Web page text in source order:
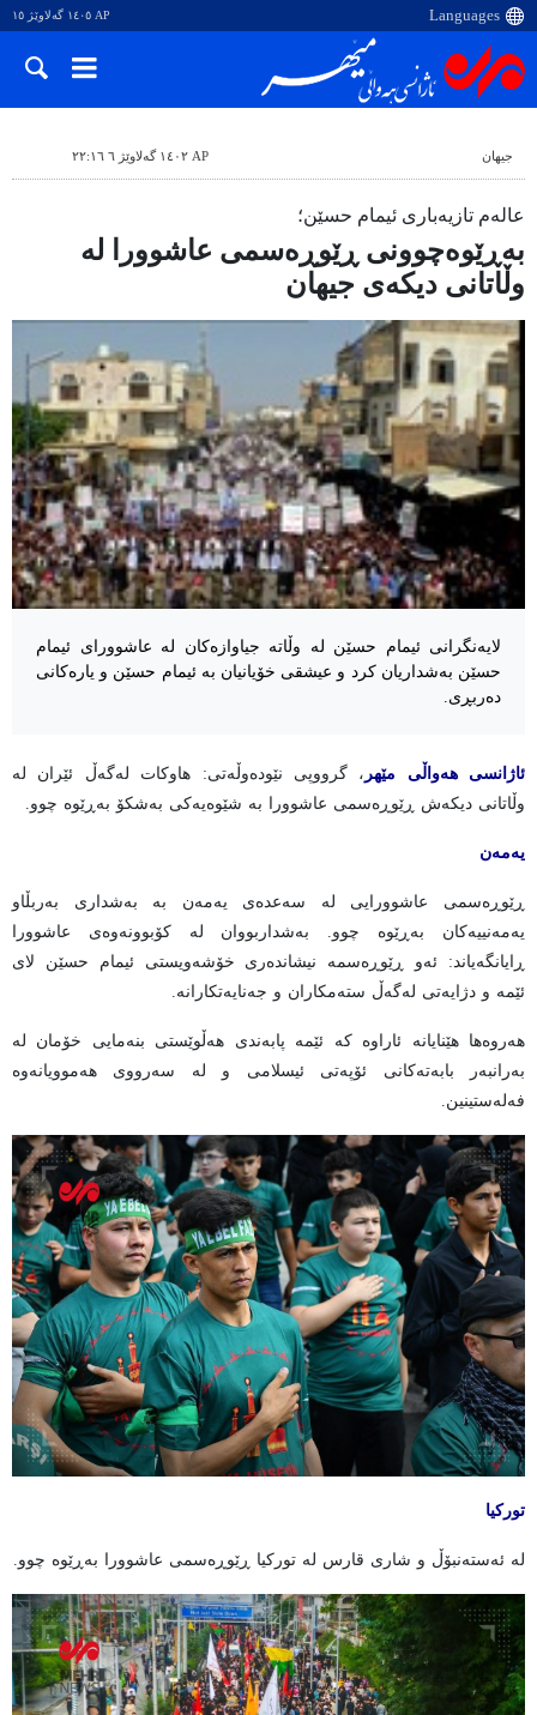
AP ١٤٠٥ گەلاوێژ ١٥
جیهان AP ١٤٠٢ گەلاوێژ ٦ ٢٢:١٦
عالەم تازیەباری ئیمام حسێن؛
بەڕێوەچوونی ڕێوڕەسمی عاشوورا لە
وڵاتانی دیکەی جیهان
لایەنگرانی ئیمام حسێن لە وڵاتە جیاوازەکان لە عاشوورای ئیمام
حسێن بەشداریان کرد و عیشقی خۆیانیان بە ئیمام حسێن و یارەکانی
دەربڕی.
ئاژانسی هەواڵی مێهر ، گرووپی نێودەوڵەتی: هاوکات لەگەڵ ئێران لە
وڵاتانی دیکەش ڕێوڕەسمی عاشوورا بە شێوەیەکی بەشکۆ بەڕێوە چوو.
یەمەن
ڕێوڕەسمی عاشوورایی لە سەعدەی یەمەن بە بەشداری بەربڵاو
یەمەنییەکان بەڕێوە چوو. بەشداربووان لە کۆبوونەوەی عاشوورا
ڕایانگەیاند: ئەو ڕێوڕەسمە نیشاندەری خۆشەویستی ئیمام حسێن لای
ئێمە و دژایەتی لەگەڵ ستەمکاران و جەنایەتکارانە.
هەروەها هێنایانە ئاراوە کە ئێمە پابەندی هەڵوێستی بنەمایی خۆمان لە
بەرانبەر بابەتەکانی ئۆپەتی ئیسلامی و لە سەرووی هەموویانەوە
فەلەستینین.
تورکیا
لە ئەستەنبۆڵ و شاری قارس لە تورکیا ڕێوڕەسمی عاشوورا بەڕێوە چوو.